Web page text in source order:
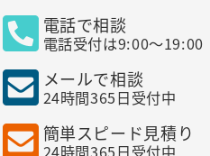
電話で相談
電話受付は9:00～19:00
メールで相談
24時間365日受付中
簡単スピード見積り
24時間365日受付中